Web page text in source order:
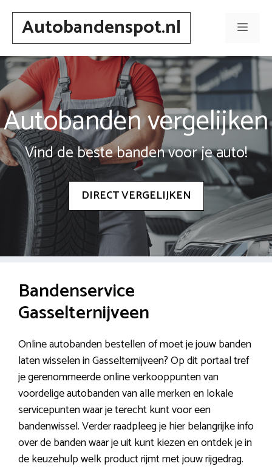
Spring
inhoudAutobandenspot.nl Menu
Autobanden vergelijken
Vind de beste banden voor je auto!
DIRECT VERGELIJKEN
Bandenservice
Gasselternijveen
Online autobanden bestellen of moet je jouw banden
laten wisselen in Gasselternijveen? Op dit portaal tref
je gerenommeerde online verkooppunten van
voordelige autobanden van alle merken en lokale
servicepunten waar je terecht kunt voor een
bandenwissel. Verder raadpleeg je hier belangrijke info
over de banden waar je uit kunt kiezen en ontdek je in
de keuzehulp welk product rijmt met jouw rijgedrag.